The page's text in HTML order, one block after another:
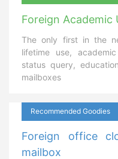
Foreign Academic
The only first in the
lifetime use,
status query,
mailboxes
Recommended Goodies
Foreign office
mailbox